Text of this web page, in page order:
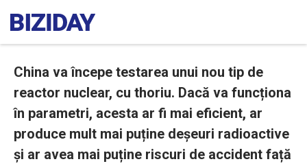
China va începe testarea unui nou tip de
reactor nuclear, cu thoriu. Dacă va funcționa
în parametri, acesta ar fi mai eficient, ar
produce mult mai puține deșeuri radioactive
și ar avea mai puține riscuri de accident față